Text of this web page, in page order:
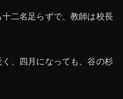
二名足らずで、教師は校長
、四月になっても、谷の杉